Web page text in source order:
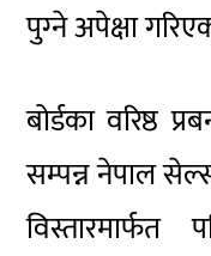
पुग्‍ने अपेक्षा
बोर्डका वरिष्ठ
सम्पन्न नेपाल
विस्तारमार्फत